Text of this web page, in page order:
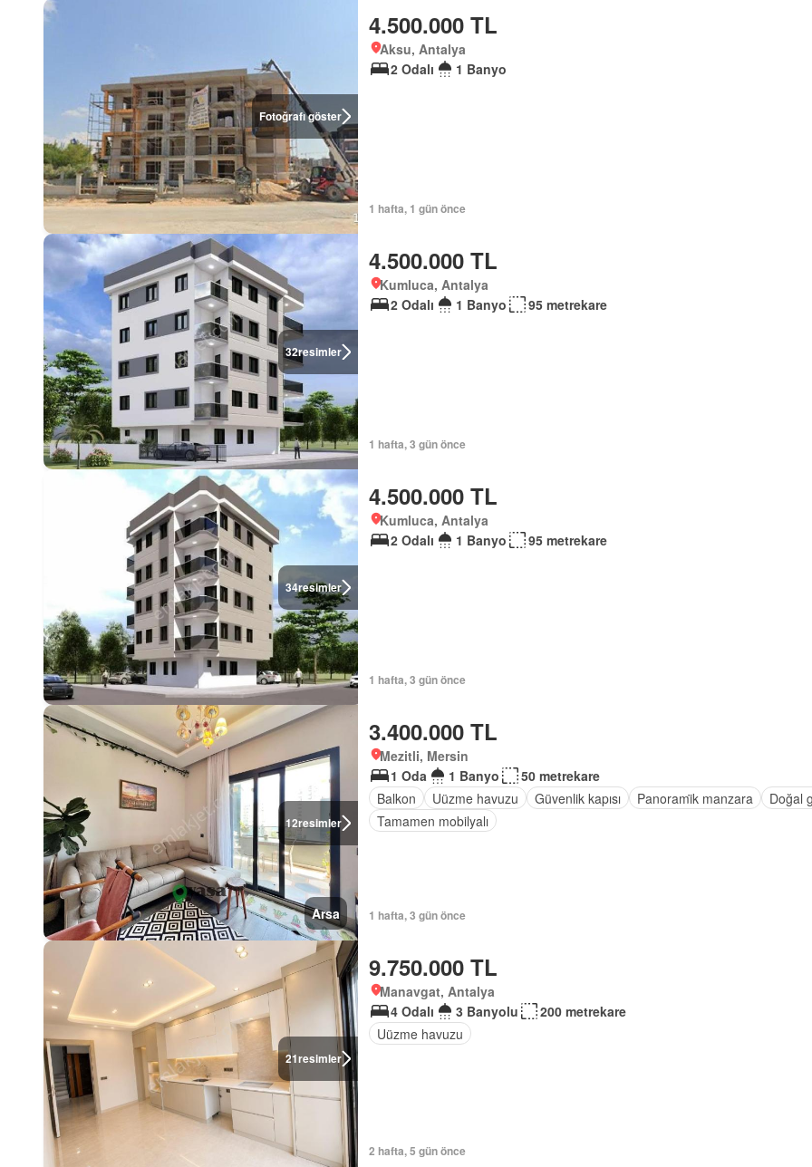
Fotoğrafı göster
4.500.000 TL
Aksu, Antalya
2 Odalı
1 Banyo
1 hafta, 1 gün önce
32resimler
4.500.000 TL
Kumluca, Antalya
2 Odalı
1 Banyo 95 metrekare
1 hafta, 3 gün önce
34resimler
4.500.000 TL
Kumluca, Antalya
2 Odalı
1 Banyo 95 metrekare
1 hafta, 3 gün önce
12resimler
Arsa
3.400.000 TL
Mezitli, Mersin
1 Oda
1 Banyo
50 metrekare
Balkon
Uüzme havuzu Güvenlik kapısı Panorami̇k manzara
Doğal
Tamamen mobilyalı
1 hafta, 3 gün önce
21resimler
9.750.000 TL
Manavgat, Antalya
4 Odalı
3 Banyolu
200 metrekare
Uüzme havuzu
2 hafta, 5 gün önce